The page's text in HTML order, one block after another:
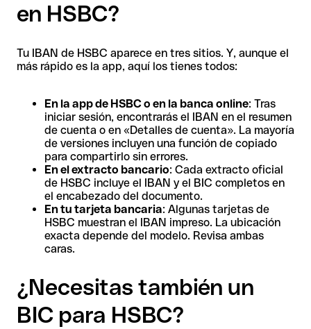
en HSBC?
Tu IBAN de HSBC aparece en tres sitios. Y, aunque el
más rápido es la app, aquí los tienes todos:
En la app de HSBC o en la banca online: Tras
iniciar sesión, encontrarás el IBAN en el resumen
de cuenta o en «Detalles de cuenta». La mayoría
de versiones incluyen una función de copiado
para compartirlo sin errores.
En el extracto bancario: Cada extracto oficial
de HSBC incluye el IBAN y el BIC completos en
el encabezado del documento.
En tu tarjeta bancaria: Algunas tarjetas de
HSBC muestran el IBAN impreso. La ubicación
exacta depende del modelo. Revisa ambas
caras.
¿Necesitas también un
BIC para HSBC?